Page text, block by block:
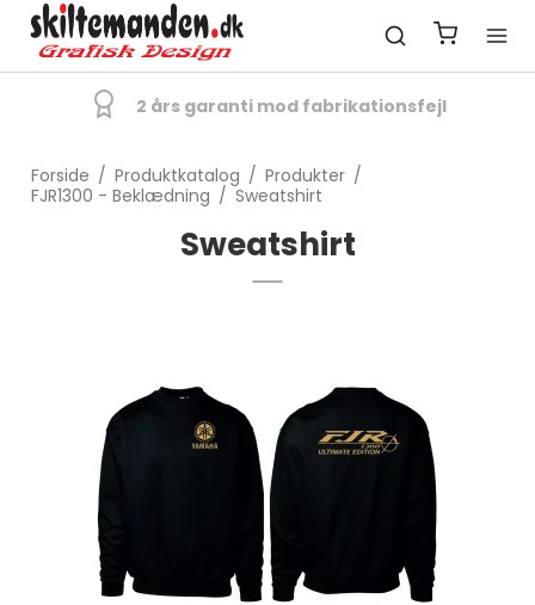
2 års garanti mod fabrikationsfejl
Forside / Produktkatalog / Produkter /
FJR1300 - Beklædning / Sweatshirt
Sweatshirt